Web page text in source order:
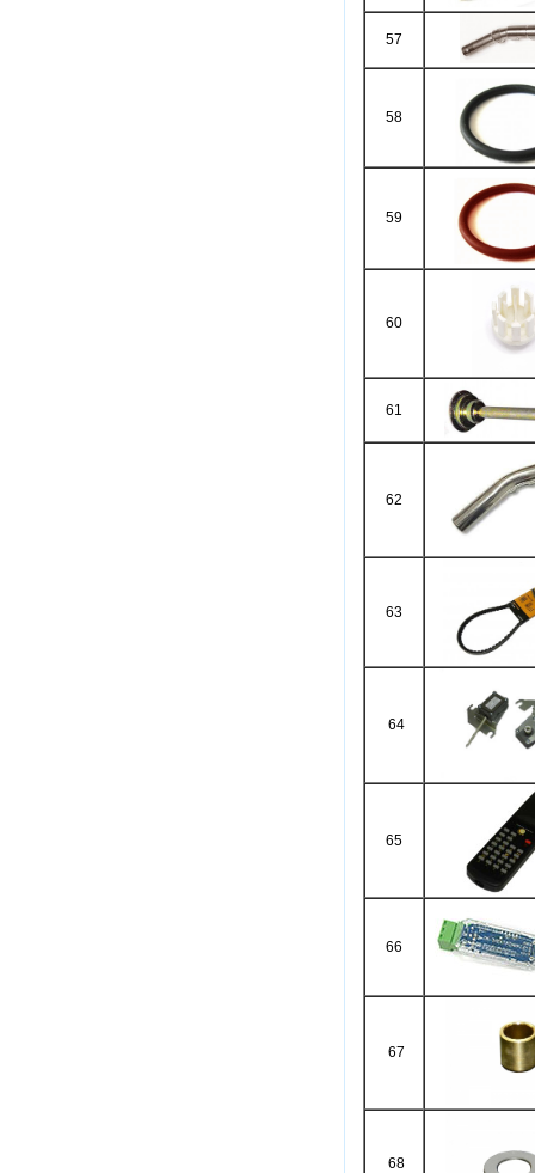
57
58
59
60
61
62
63
64
65
66
67
68